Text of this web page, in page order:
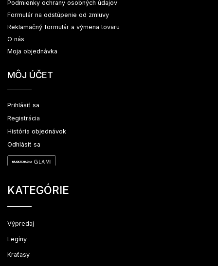
Podmienky ochrany osobných údajov
Formulár na odstúpenie od zmluvy
Reklamačný formulár a výmena tovaru
O nás
Moja objednávka
MÔJ ÚČET
Prihlásiť sa
Registrácia
História objednávok
Odhlásiť sa
KATEGÓRIE
Výpredaj
Legíny
Kraťasy